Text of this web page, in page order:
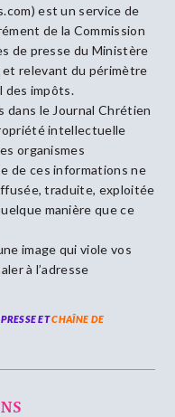
est un service de
de la Commission
de presse du Ministère
et relevant du périmètre
des impôts.
le Journal Chrétien
intellectuelle
organismes
de ces informations ne
traduite, exploitée
manière que ce
image qui viole vos
à l’adresse
ETCHAÎNE DE